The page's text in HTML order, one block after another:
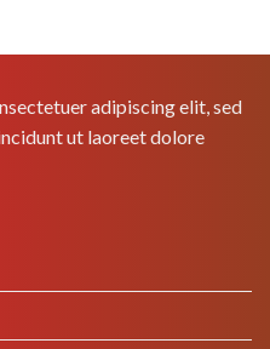
adipiscing elit, sed
ut laoreet dolore